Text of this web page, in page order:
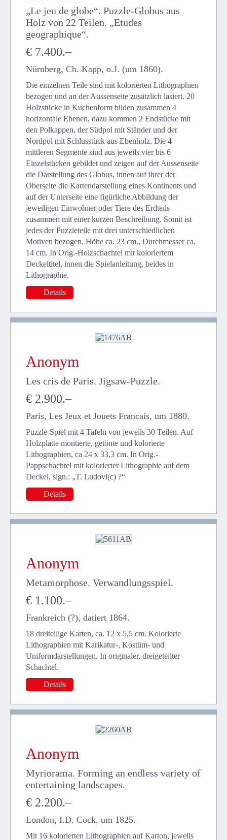
„Le jeu de globe“. Puzzle-Globus aus
Holz von 22 Teilen. „Etudes
geographique“.
€ 7.400.–
Nürnberg, Ch. Kapp, o.J. (um 1860).
Die einzelnen Teile sind mit kolorierten Lithographien
bezogen und an der Aussenseite zusätzlich lasiert. 20
Holzstücke in Kuchenform bilden zusammen 4
horizontale Ebenen, dazu kommen 2 Endstücke mit
den Polkappen, der Südpol mit Ständer und der
Nordpol mit Schlusstück aus Ebenholz. Die 4
mittleren Segmente sind aus jeweils vier bis 6
Einzelstücken gebildet und zeigen auf der Aussenseite
die Darstellung des Globus, innen auf ihrer der
Oberseite die Kartendarstellung eines Kontinents und
auf der Unterseite eine figürliche Abbildung der
jeweiligen Einwohner oder Tiere des Erdteils
zusammen mit einer kurzen Beschreibung. Somit ist
jedes der Puzzleteile mit drei unterschiedlichen
Motiven bezogen. Höhe ca. 23 cm., Durchmesser ca.
14 cm. In Orig.-Holzschachtel mit koloriertem
Deckeltitel, innen die Spielanleitung, beides in
Lithographie.
Details
Anonym
Les cris de Paris. Jigsaw-Puzzle.
€ 2.900.–
Paris, Les Jeux et Jouets Francais, um 1880.
Puzzle-Spiel mit 4 Tafeln von jeweils 30 Teilen. Auf
Holzplatte montierte, getönte und kolorierte
Lithographien, ca 24 x 33,3 cm. In Orig.-
Pappschachtel mit kolorierter Lithographie auf dem
Deckel, sign.: „T. Ludovi(c) ?“
Details
Anonym
Metamorphose. Verwandlungsspiel.
€ 1.100.–
Frankreich (?), datiert 1864.
18 dreiteilige Karten, ca. 12 x 5,5 cm. Kolorierte
Lithographien mit Karikatur-, Kostüm- und
Uniformdarstellungen. In originaler, dreigeteilter
Schachtel.
Details
Anonym
Myriorama. Forming an endless variety of
entertaining landscapes.
€ 2.200.–
London, I.D. Cock, um 1825.
Mit 16 kolorierten Lithographien auf Karton, jeweils